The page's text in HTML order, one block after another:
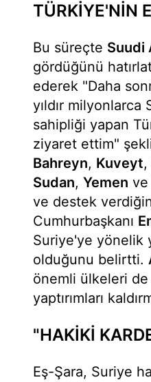
TÜRKİYE'NİN
Bu süreçte Suudi
gördüğünü
ederek "Daha
yıldır milyonlarca
sahipliği yapan
ziyaret ettim"
Bahreyn, Kuveyt,
Sudan, Yemen ve
ve destek
Cumhurbaşkanı
Suriye'ye yönelik
olduğunu belirtti.
önemli ülkeleri de
yaptırımları
"HAKİKİ
Eş-Şara, Suriye